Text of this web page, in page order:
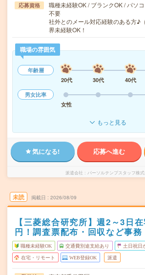
応募資格
職種未経験OK / ブランクOK / パソ
不要
社外とのメール対応経験のある方♪
界未経験OK！
職場の雰囲気
年齢層
20代
30代 40代
男女比率
女性
もっと見る
気になる! 応募へ進む
派遣会社 パーソルテンプスタッフ株式
未読 掲載日 2026/08/09
【三菱総合研究所】週2～3日
円！調査票配布・回収など事務
職種未経験OK 交通費別途支給あり 土日祝日
在宅・リモート WEB登録OK 派遣